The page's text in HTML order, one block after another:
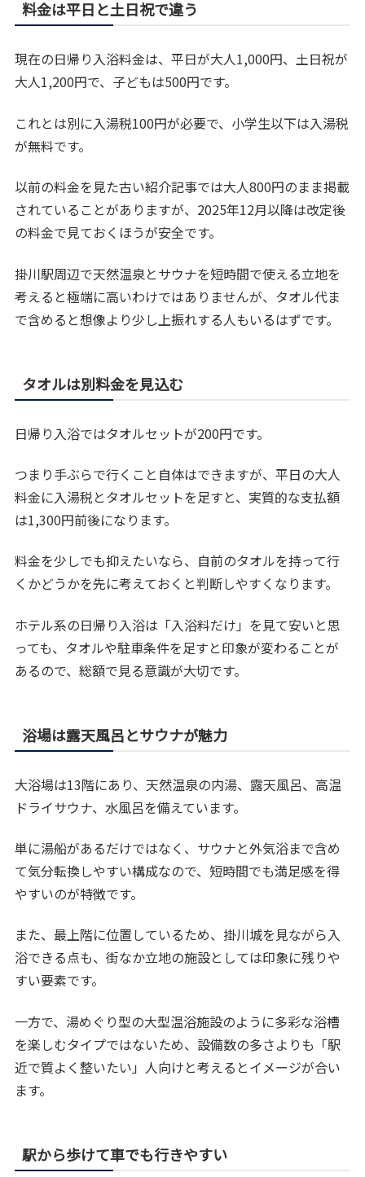
料金は平日と土日祝で違う
現在の日帰り入浴料金は、平日が大人1,000円、土日祝が
大人1,200円で、子どもは500円です。
これとは別に入湯税100円が必要で、小学生以下は入湯税
が無料です。
以前の料金を見た古い紹介記事では大人800円のまま掲載
されていることがありますが、2025年12月以降は改定後
の料金で見ておくほうが安全です。
掛川駅周辺で天然温泉とサウナを短時間で使える立地を
考えると極端に高いわけではありませんが、タオル代ま
で含めると想像より少し上振れする人もいるはずです。
タオルは別料金を見込む
日帰り入浴ではタオルセットが200円です。
つまり手ぶらで行くこと自体はできますが、平日の大人
料金に入湯税とタオルセットを足すと、実質的な支払額
は1,300円前後になります。
料金を少しでも抑えたいなら、自前のタオルを持って行
くかどうかを先に考えておくと判断しやすくなります。
ホテル系の日帰り入浴は「入浴料だけ」を見て安いと思
っても、タオルや駐車条件を足すと印象が変わることが
あるので、総額で見る意識が大切です。
浴場は露天風呂とサウナが魅力
大浴場は13階にあり、天然温泉の内湯、露天風呂、高温
ドライサウナ、水風呂を備えています。
単に湯船があるだけではなく、サウナと外気浴まで含め
て気分転換しやすい構成なので、短時間でも満足感を得
やすいのが特徴です。
また、最上階に位置しているため、掛川城を見ながら入
浴できる点も、街なか立地の施設としては印象に残りや
すい要素です。
一方で、湯めぐり型の大型温浴施設のように多彩な浴槽
を楽しむタイプではないため、設備数の多さよりも「駅
近で質よく整いたい」人向けと考えるとイメージが合い
ます。
駅から歩けて車でも行きやすい